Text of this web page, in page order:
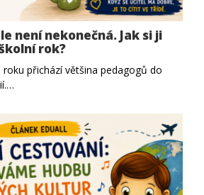
není nekonečná. Jak si ji
rok?
přichází většina pedagogů do